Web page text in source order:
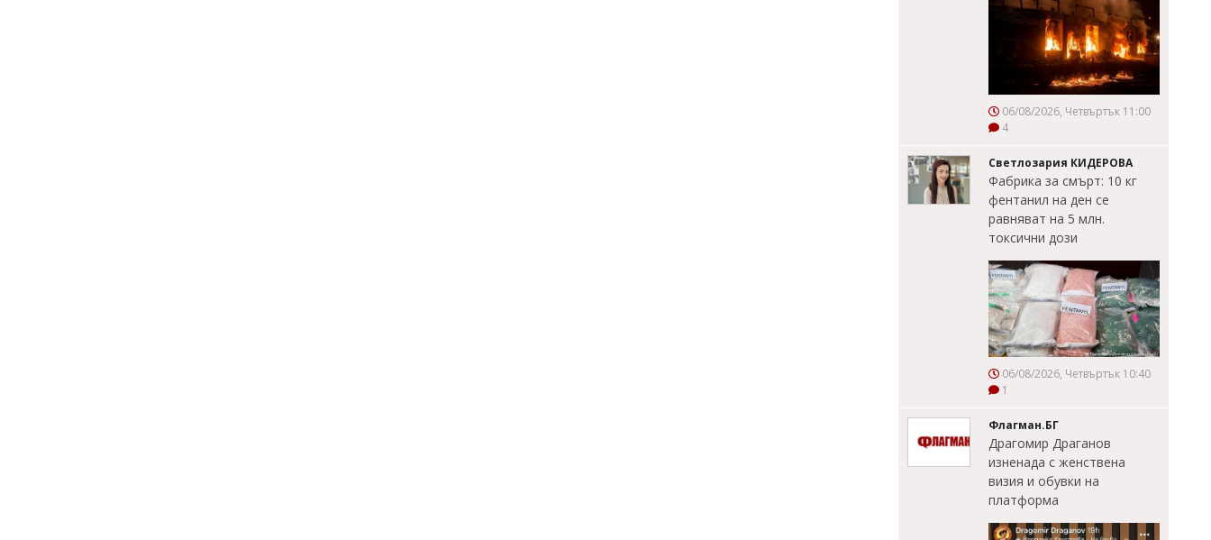
06/08/2026, Четвъртък 11:00
4
Светлозария КИДЕРОВА
Фабрика за смърт: 10 кг
фентанил на ден се
равняват на 5 млн.
токсични дози
06/08/2026, Четвъртък 10:40
1
Флагман.БГ
Драгомир Драганов
изненада с женствена
визия и обувки на
платформа